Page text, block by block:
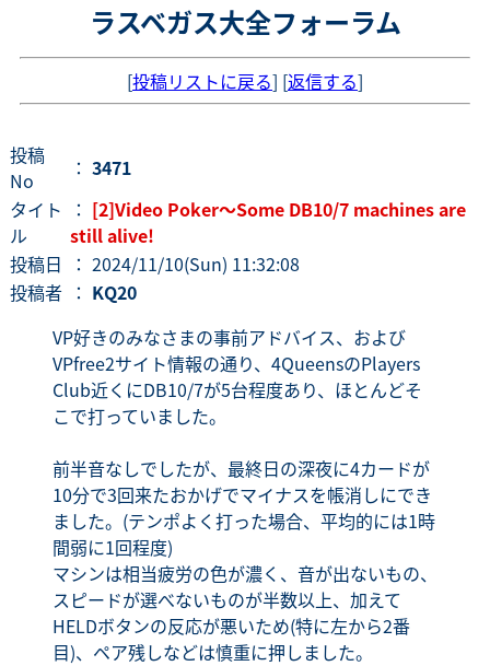
ラスベガス大全フォーラム
[投稿リストに戻る] [返信する]
投稿
No
： 3471
タイト
ル
： [2]Video Poker～Some DB10/7 machines are
still alive!
投稿日
： 2024/11/10(Sun) 11:32:08
投稿者 ： KQ20
VP好きのみなさまの事前アドバイス、および
VPfree2サイト情報の通り、4QueensのPlayers
Club近くにDB10/7が5台程度あり、ほとんどそ
こで打っていました。
前半音なしでしたが、最終日の深夜に4カードが
10分で3回来たおかげでマイナスを帳消しにでき
ました。(テンポよく打った場合、平均的には1時
間弱に1回程度)
マシンは相当疲労の色が濃く、音が出ないもの、
スピードが選べないものが半数以上、加えて
HELDボタンの反応が悪いため(特に左から2番
目)、ペア残しなどは慎重に押しました。